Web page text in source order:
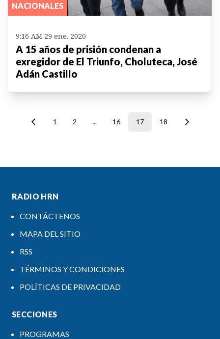
NACIONALES
9:16 AM 29 ene. 2020
A 15 años de prisión condenan a
exregidor de El Triunfo, Choluteca, José
Adán Castillo
1 2 ... 16 17 18
RADIO HRN
CONTÁCTENOS
MAPA DEL SITIO
RSS
TÉRMINOS Y CONDICIONES
POLÍTICAS DE PRIVACIDAD
SECCIONES
PROGRAMAS